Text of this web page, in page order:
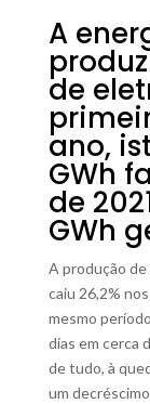
A
de
ano,
GWh
de
GWh
A produção
caiu 26,2%
mesmo
dias em cerca
de tudo, à
um